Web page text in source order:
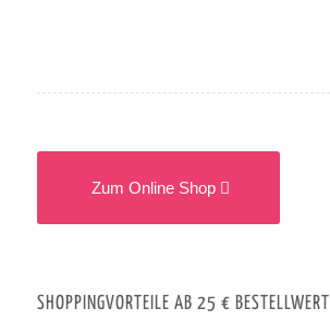
Zum Online Shop
SHOPPINGVORTEILE AB 25 € BESTELLWERT